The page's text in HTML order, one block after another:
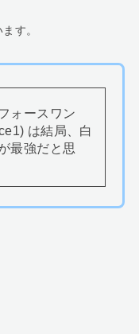
す。
ォースワン
は結局、白
最強だと思